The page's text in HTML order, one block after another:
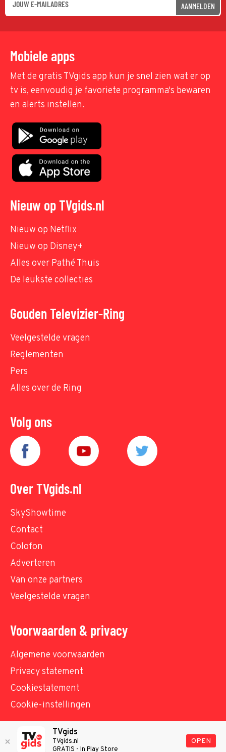
AANMELDEN
Mobiele apps
Met de gratis TVgids app kun je snel zien wat er op
tv is, eenvoudig je favoriete programma's bewaren
en alerts instellen.
Nieuw op TVgids.nl
Nieuw op Netflix
Nieuw op Disney+
Alles over Pathé Thuis
De leukste collecties
Gouden Televizier-Ring
Veelgestelde vragen
Reglementen
Pers
Alles over de Ring
Volg ons
Over TVgids.nl
SkyShowtime
Contact
Colofon
Adverteren
Van onze partners
Veelgestelde vragen
Voorwaarden & privacy
Algemene voorwaarden
Privacy statement
Cookiestatement
Cookie-instellingen
© TVgids.nl 2026 - All rights reserved. No text and
TVgids
TVgids.nl
GRATIS - In Play Store
OPEN